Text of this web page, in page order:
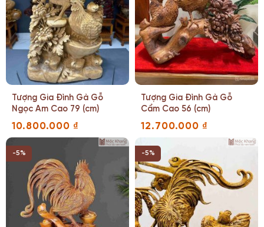
Tượng Gia Đình Gà Gỗ
Ngọc Am Cao 79 (cm)
10.800.000 ₫
Tượng Gia Đình Gà Gỗ
Cẩm Cao 56 (cm)
12.700.000 ₫
-5% -5%